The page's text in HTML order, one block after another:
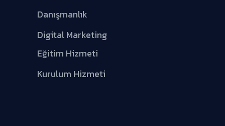
Danışmanlık
Digital Marketing
Eğitim Hizmeti
Kurulum Hizmeti